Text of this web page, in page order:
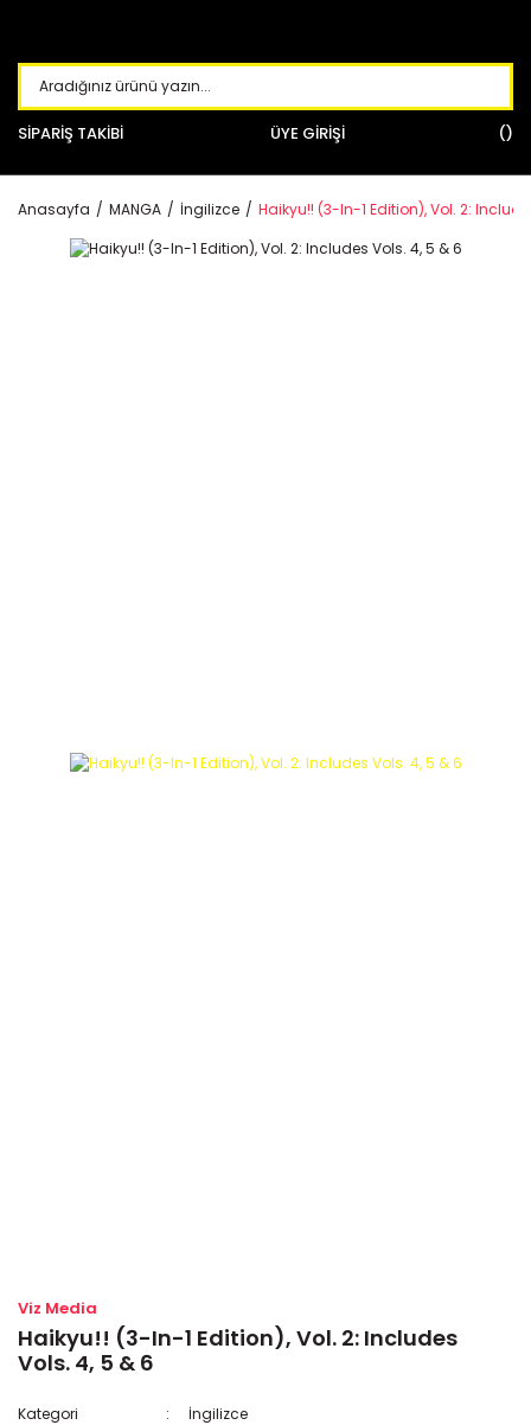
SİPARİŞ TAKİBİ ÜYE GİRİŞİ
Anasayfa MANGA İngilizce Haikyu!! (3-In-1 Edition), Vol. 2:
Viz Media
Haikyu!! (3-In-1 Edition), Vol. 2: Includes
Vols. 4, 5 & 6
Kategori
İngilizce